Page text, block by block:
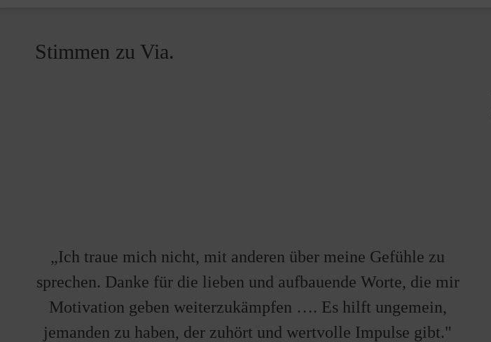
Stimmen zu Via.
„Ich traue mich nicht, mit anderen über meine Gefühle zu
sprechen. Danke für die lieben und aufbauende Worte, die mir
Motivation geben weiterzukämpfen …. Es hilft ungemein,
jemanden zu haben, der zuhört und wertvolle Impulse gibt."